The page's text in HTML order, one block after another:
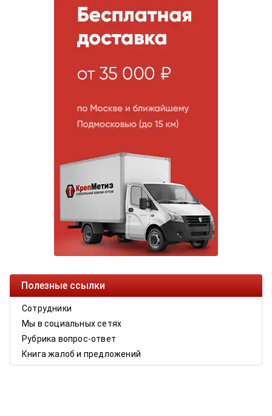
Полезные ссылки
Сотрудники
Мы в социальных сетях
Рубрика вопрос-ответ
Книга жалоб и предложений